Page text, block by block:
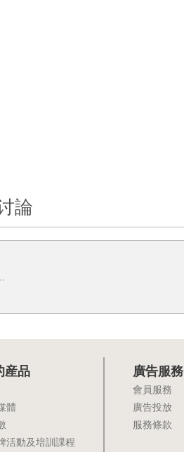
論
産品
體
活動及培訓課程
廣告服務
會員服務
廣告投放
服務條款